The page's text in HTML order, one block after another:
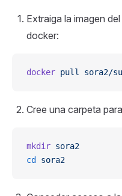
Extraiga la imagen
docker:
docker pull sora2/
Cree una carpeta
mkdir sora2
cd
sora2